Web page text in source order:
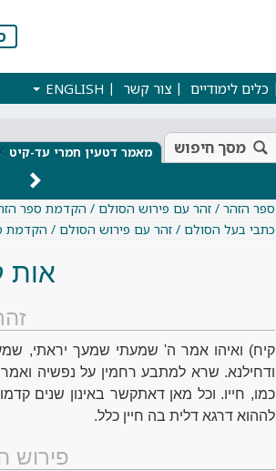
כלים לימודיים צור קשר ENGLISH
מסך חיפוש מאמר דטעין חמרי עד-קיט
ספר הזהר / זהר עם פירוש הסולם / הקדמת ספר
כתבי בעל הסולם / זהר עם פירוש הסולם /
אות
קיח) ואיהו אמר ה' שמעתי שמעך יראתי,
ודחילנא. שרא למתבע רחמין על נפשיה
כמו, חייו. וכל מאן דאתקשר באינון שנים
לההוא דרגא דלית בה חיין כלל.
פירוש